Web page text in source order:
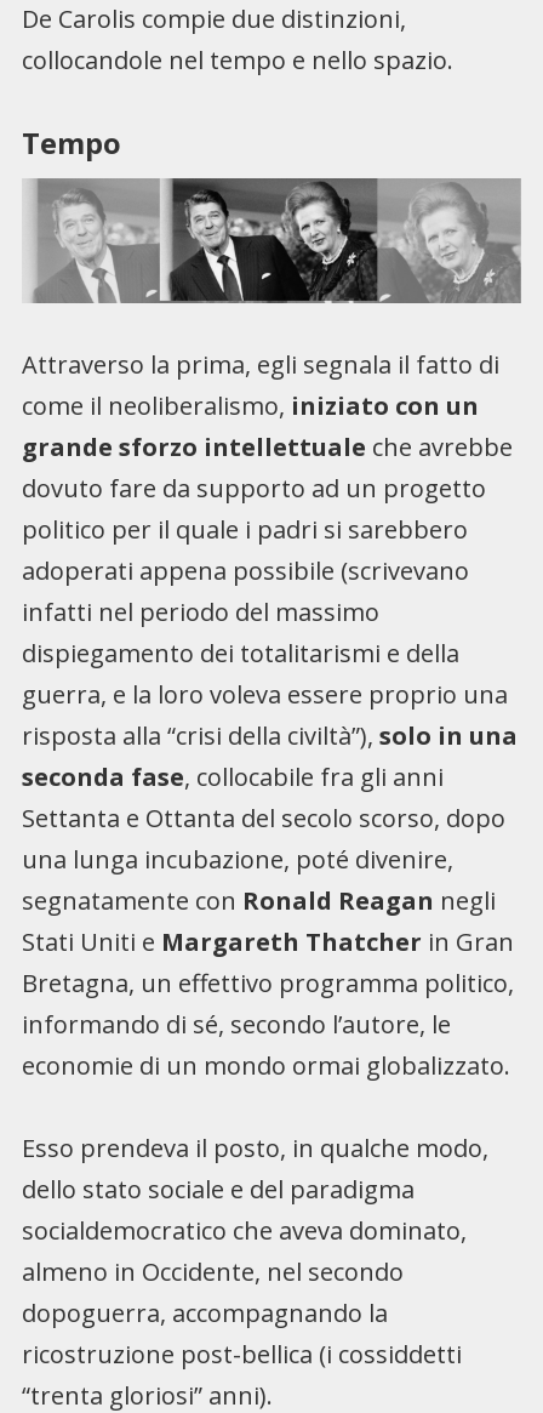
De Carolis compie due distinzioni,
collocandole nel tempo e nello spazio.
Tempo
Attraverso la prima, egli segnala il fatto di
come il neoliberalismo, iniziato con un
grande sforzo intellettuale che avrebbe
dovuto fare da supporto ad un progetto
politico per il quale i padri si sarebbero
adoperati appena possibile (scrivevano
infatti nel periodo del massimo
dispiegamento dei totalitarismi e della
guerra, e la loro voleva essere proprio una
risposta alla “crisi della civiltà”), solo in una
seconda fase, collocabile fra gli anni
Settanta e Ottanta del secolo scorso, dopo
una lunga incubazione, poté divenire,
segnatamente con Ronald Reagan negli
Stati Uniti e Margareth Thatcher in Gran
Bretagna, un effettivo programma politico,
informando di sé, secondo l’autore, le
economie di un mondo ormai globalizzato.
Esso prendeva il posto, in qualche modo,
dello stato sociale e del paradigma
socialdemocratico che aveva dominato,
almeno in Occidente, nel secondo
dopoguerra, accompagnando la
ricostruzione post-bellica (i cossiddetti
“trenta gloriosi” anni).